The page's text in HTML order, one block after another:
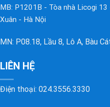
MB: P1201B - Tòa nhà Licogi
Xuân - Hà Nội
MN: P08.18, Lầu 8, Lô A, Bàu
LIÊN HỆ
Điện thoại: 024.3556.3330